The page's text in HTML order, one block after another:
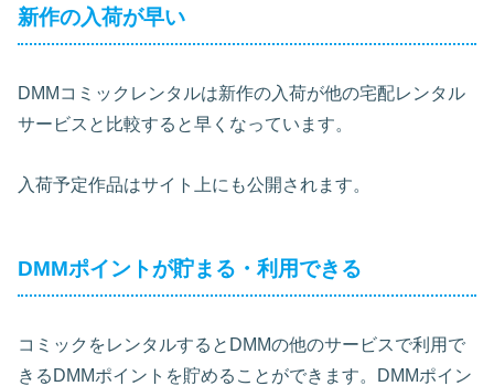
新作の入荷が早い
DMMコミックレンタルは新作の入荷が他の宅配レンタル
サービスと比較すると早くなっています。
入荷予定作品はサイト上にも公開されます。
DMMポイントが貯まる・利用できる
コミックをレンタルするとDMMの他のサービスで利用で
きるDMMポイントを貯めることができます。DMMポイン